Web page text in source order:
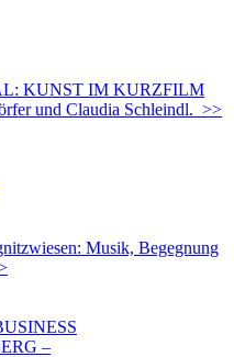
KUNST IM KURZFILM
und Claudia Schleindl. >>
Musik, Begegnung
–